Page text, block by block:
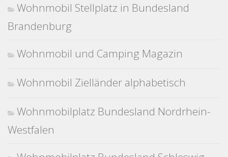
Wohnmobil Stellplatz in Bundesland
Brandenburg
Wohnmobil und Camping Magazin
Wohnmobil Zielländer alphabetisch
Wohnmobilplatz Bundesland Nordrhein-
Westfalen